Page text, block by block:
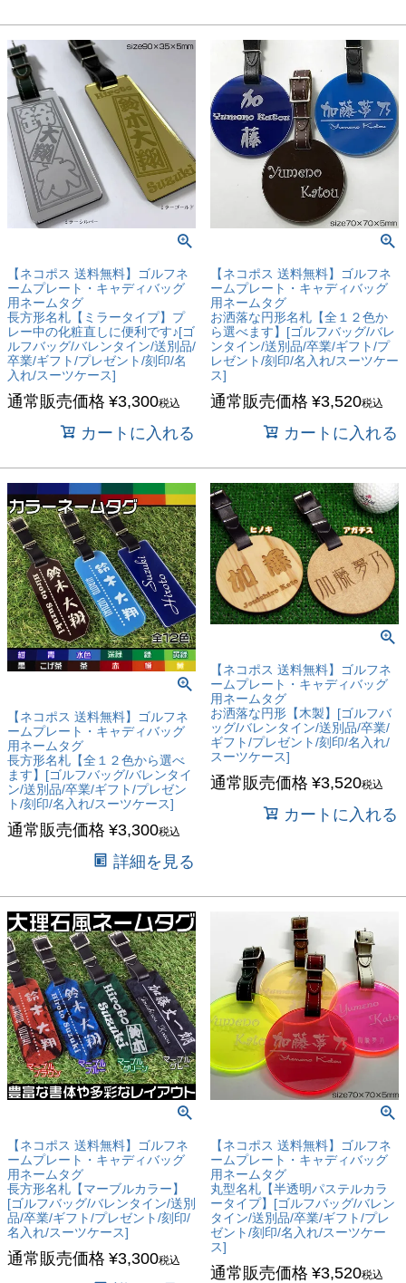
【ネコポス 送料無料】ゴルフネ
ームプレート・キャディバッグ
用ネームタグ
長方形名札【ミラータイプ】プ
レー中の化粧直しに便利です♪[ゴ
ルフバッグ/バレンタイン/送別品/
卒業/ギフト/プレゼント/刻印/名
入れ/スーツケース]
通常販売価格 ¥3,300税込
カートに入れる
【ネコポス 送料無料】ゴルフネ
ームプレート・キャディバッグ
用ネームタグ
お洒落な円形名札【全１２色か
ら選べます】[ゴルフバッグ/バレ
ンタイン/送別品/卒業/ギフト/プ
レゼント/刻印/名入れ/スーツケー
ス]
通常販売価格 ¥3,520税込
カートに入れる
【ネコポス 送料無料】ゴルフネ
ームプレート・キャディバッグ
用ネームタグ
長方形名札【全１２色から選べ
ます】[ゴルフバッグ/バレンタイ
ン/送別品/卒業/ギフト/プレゼン
ト/刻印/名入れ/スーツケース]
通常販売価格 ¥3,300税込
詳細を見る
【ネコポス 送料無料】ゴルフネ
ームプレート・キャディバッグ
用ネームタグ
お洒落な円形【木製】[ゴルフバ
ッグ/バレンタイン/送別品/卒業/
ギフト/プレゼント/刻印/名入れ/
スーツケース]
通常販売価格 ¥3,520税込
カートに入れる
【ネコポス 送料無料】ゴルフネ
ームプレート・キャディバッグ
用ネームタグ
長方形名札【マーブルカラー】
[ゴルフバッグ/バレンタイン/送別
品/卒業/ギフト/プレゼント/刻印/
名入れ/スーツケース]
通常販売価格 ¥3,300税込
【ネコポス 送料無料】ゴルフネ
ームプレート・キャディバッグ
用ネームタグ
丸型名札【半透明パステルカラ
ータイプ】[ゴルフバッグ/バレン
タイン/送別品/卒業/ギフト/プレ
ゼント/刻印/名入れ/スーツケー
ス]
通常販売価格 ¥3,520税込